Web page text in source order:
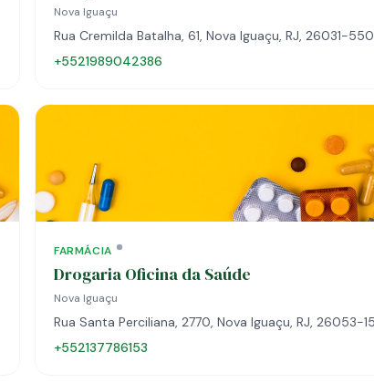
Nova Iguaçu
Rua Cremilda Batalha, 61, Nova Iguaçu, RJ, 26031-550
+5521989042386
FARMÁCIA
Drogaria Oficina da Saúde
Nova Iguaçu
Rua Santa Perciliana, 2770, Nova Iguaçu, RJ, 26053-
+552137786153